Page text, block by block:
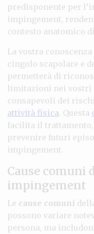
predisponente per
impingement,
contesto anatomico
La vostra
cingolo scapolare e
permetterà di
limitazioni nei vostri
consapevoli dei
attività fisica. Questa
facilita il
prevenire futuri
impingement.
Cause comuni
impingement
Le cause comuni
possono variare
persona, ma